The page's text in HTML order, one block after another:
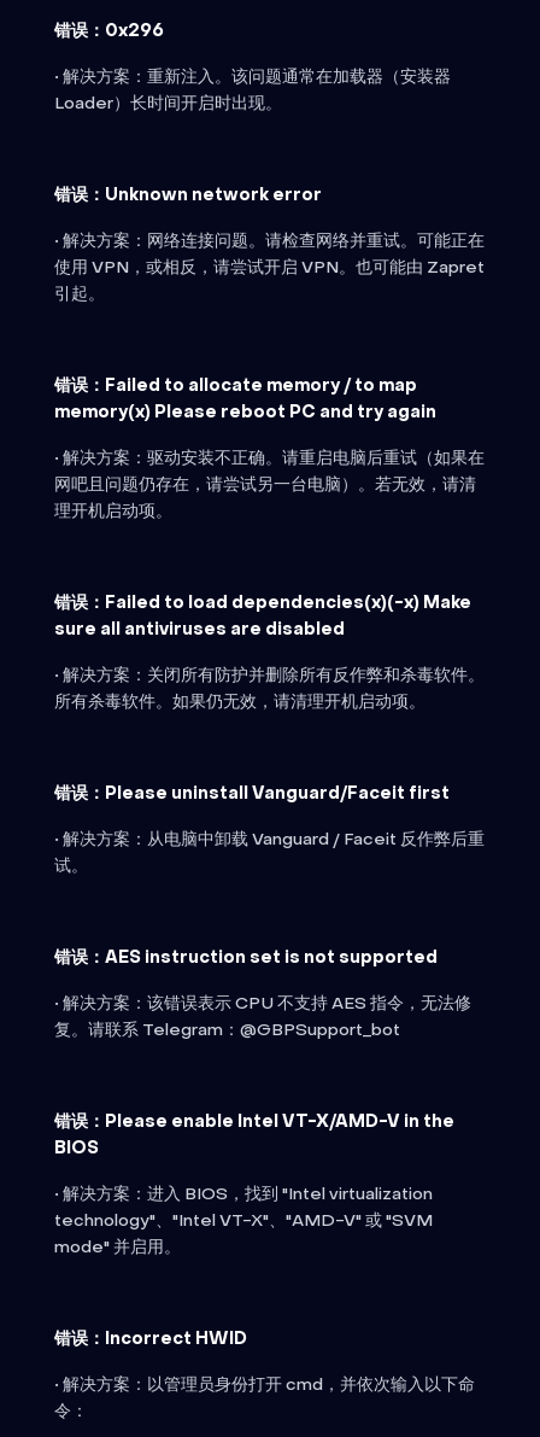
错误：0x296
• 解决方案：重新注入。该问题通常在加载器（安装器
Loader）长时间开启时出现。
错误：Unknown network error
• 解决方案：网络连接问题。请检查网络并重试。可能正在
使用 VPN，或相反，请尝试开启 VPN。也可能由 Zapret
引起。
错误：Failed to allocate memory / to map
memory(x) Please reboot PC and try again
• 解决方案：驱动安装不正确。请重启电脑后重试（如果在
网吧且问题仍存在，请尝试另一台电脑）。若无效，请清
理开机启动项。
错误：Failed to load dependencies(x)(-x) Make
sure all antiviruses are disabled
• 解决方案：关闭所有防护并删除所有反作弊和杀毒软件。
所有杀毒软件。如果仍无效，请清理开机启动项。
错误：Please uninstall Vanguard/Faceit first
• 解决方案：从电脑中卸载 Vanguard / Faceit 反作弊后重
试。
错误：AES instruction set is not supported
• 解决方案：该错误表示 CPU 不支持 AES 指令，无法修
复。请联系 Telegram：@GBPSupport_bot
错误：Please enable Intel VT-X/AMD-V in the
BIOS
• 解决方案：进入 BIOS，找到 "Intel virtualization
technology"、"Intel VT-X"、"AMD-V" 或 "SVM
mode" 并启用。
错误：Incorrect HWID
• 解决方案：以管理员身份打开 cmd，并依次输入以下命
令：